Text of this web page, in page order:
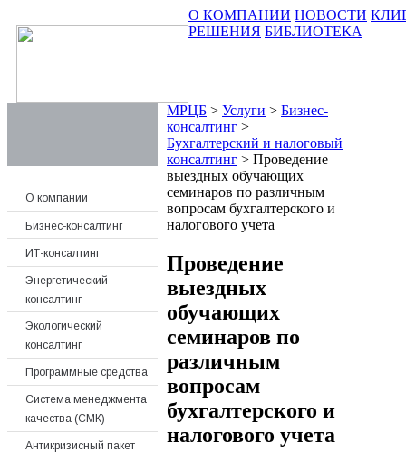
О КОМПАНИИ НОВОСТИ
РЕШЕНИЯ БИБЛИОТЕКА
О компании
Бизнес-консалтинг
ИТ-консалтинг
Энергетический
консалтинг
Экологический
консалтинг
Программные средства
Система менеджмента
качества (СМК)
Антикризисный пакет
МРЦБ > Услуги > Бизнес-
консалтинг >
Бухгалтерский и налоговый
консалтинг > Проведение
выездных обучающих
семинаров по различным
вопросам бухгалтерского и
налогового учета
Проведение
выездных
обучающих
семинаров по
различным
вопросам
бухгалтерского и
налогового учета